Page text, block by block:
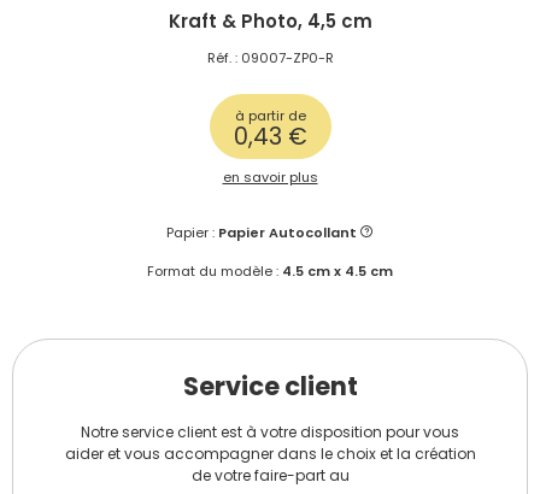
Kraft & Photo, 4,5 cm
Réf. : 09007-ZP0-R
à partir de
0,43 €
en savoir plus
Papier : Papier Autocollant
Format du modèle : 4.5 cm x 4.5 cm
Service client
Notre service client est à votre disposition pour vous
aider et vous accompagner dans le choix et la création
de votre faire-part au